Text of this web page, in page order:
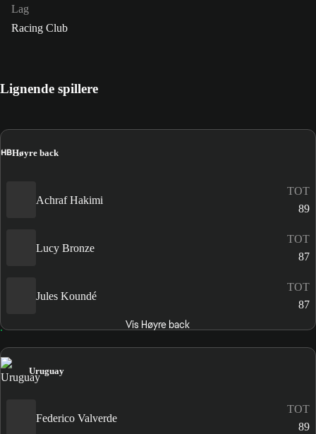
Lag
Racing Club
Lignende spillere
HBHøyre back
Achraf Hakimi
TOT
89
Lucy Bronze
TOT
87
Jules Koundé
TOT
87
Vis Høyre back
Uruguay
Federico Valverde
TOT
89